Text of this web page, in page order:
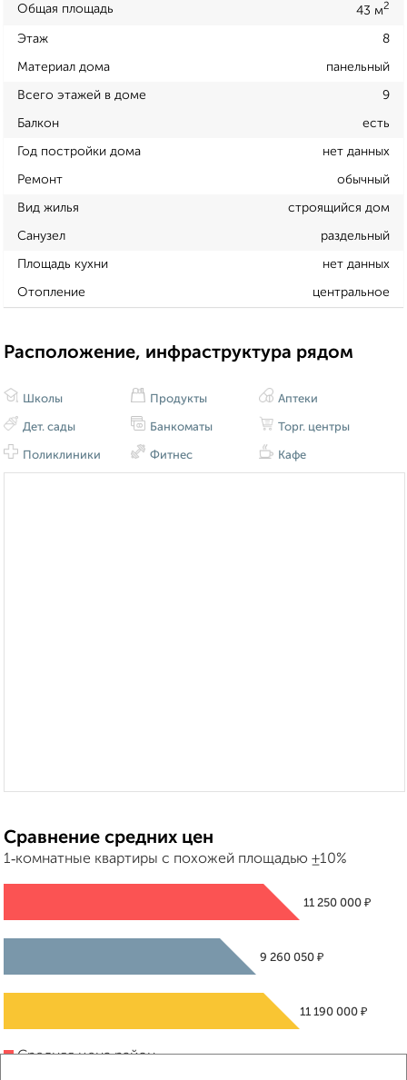
Общая площадь 43 м2
Этаж 8
Материал дома панельный
Всего этажей в доме 9
Балкон есть
Год постройки дома нет данных
Ремонт обычный
Вид жилья строящийся дом
Санузел раздельный
Площадь кухни нет данных
Отопление центральное
Расположение, инфраструктура рядом
Школы
Дет. сады
Поликлиники
Продукты
Банкоматы
Фитнес
Аптеки
Торг. центры
Кафе
Сравнение средних цен
1‑комнатные квартиры с похожей площадью ±10%
11 250 000 ₽
9 260 050 ₽
11 190 000 ₽
Средняя цена район